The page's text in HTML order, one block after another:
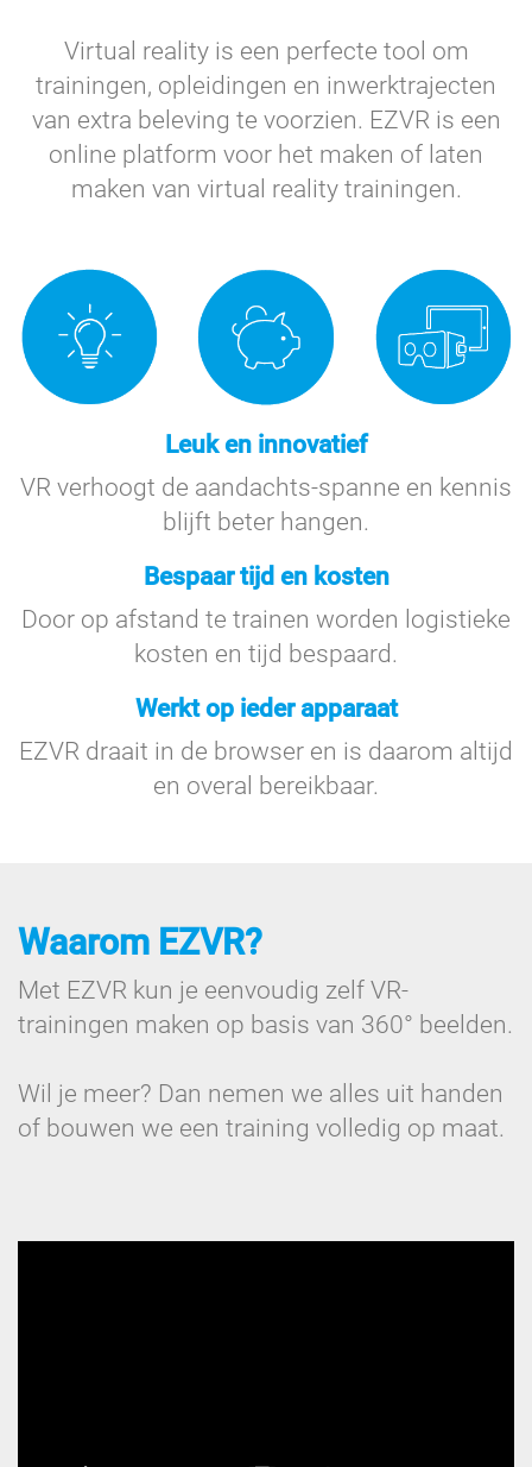
Virtual reality is een perfecte tool om
trainingen, opleidingen en inwerktrajecten
van extra beleving te voorzien. EZVR is een
online platform voor het maken of laten
maken van virtual reality trainingen.
Leuk en innovatief
VR verhoogt de aandachts-spanne en kennis
blijft beter hangen.
Bespaar tijd en kosten
Door op afstand te trainen worden logistieke
kosten en tijd bespaard.
Werkt op ieder apparaat
EZVR draait in de browser en is daarom altijd
en overal bereikbaar.
Waarom EZVR?
Met EZVR kun je eenvoudig zelf VR-
trainingen maken op basis van 360° beelden.
Wil je meer? Dan nemen we alles uit handen
of bouwen we een training volledig op maat.